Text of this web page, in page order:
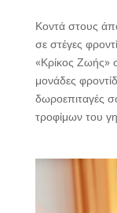
Κοντά στους
σε στέγες
«Κρίκος Ζωής»
μονάδες
δωροεπιταγές
τροφίμων του